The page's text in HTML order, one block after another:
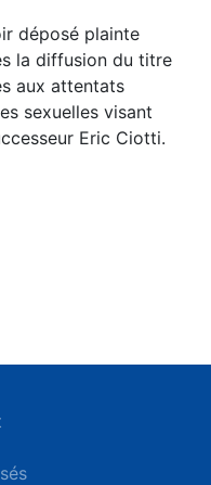
déposé plainte
la diffusion du titre
aux attentats
sexuelles visant
Eric Ciotti.